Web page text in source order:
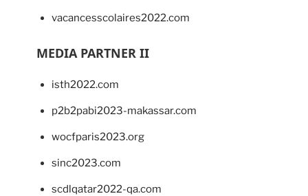
vacancesscolaires2022.com
MEDIA PARTNER II
isth2022.com
p2b2pabi2023-makassar.com
wocfparis2023.org
sinc2023.com
scdlqatar2022-qa.com